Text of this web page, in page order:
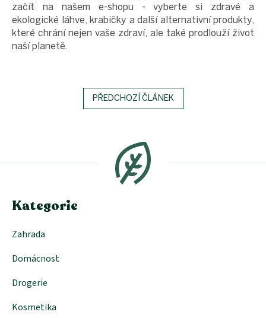
začít na našem e-shopu - vyberte si zdravé a
ekologické láhve, krabičky a další alternativní produkty,
které chrání nejen vaše zdraví, ale také prodlouží život
naší planetě.
PŘEDCHOZÍ ČLÁNEK
a
Kategorie
Zahrada
Domácnost
Drogerie
Kosmetika